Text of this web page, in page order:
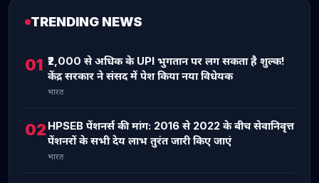
TRENDING NEWS
01 ₹2,000 से अधिक के UPI भुगतान पर लग सकता है शुल्क!
केंद्र सरकार ने संसद में पेश किया नया विधेयक
भारत
02 HPSEB पेंशनर्स की मांग: 2016 से 2022 के बीच सेवानिवृत्त
पेंशनरों के सभी देय लाभ तुरंत जारी किए जाएं
भारत